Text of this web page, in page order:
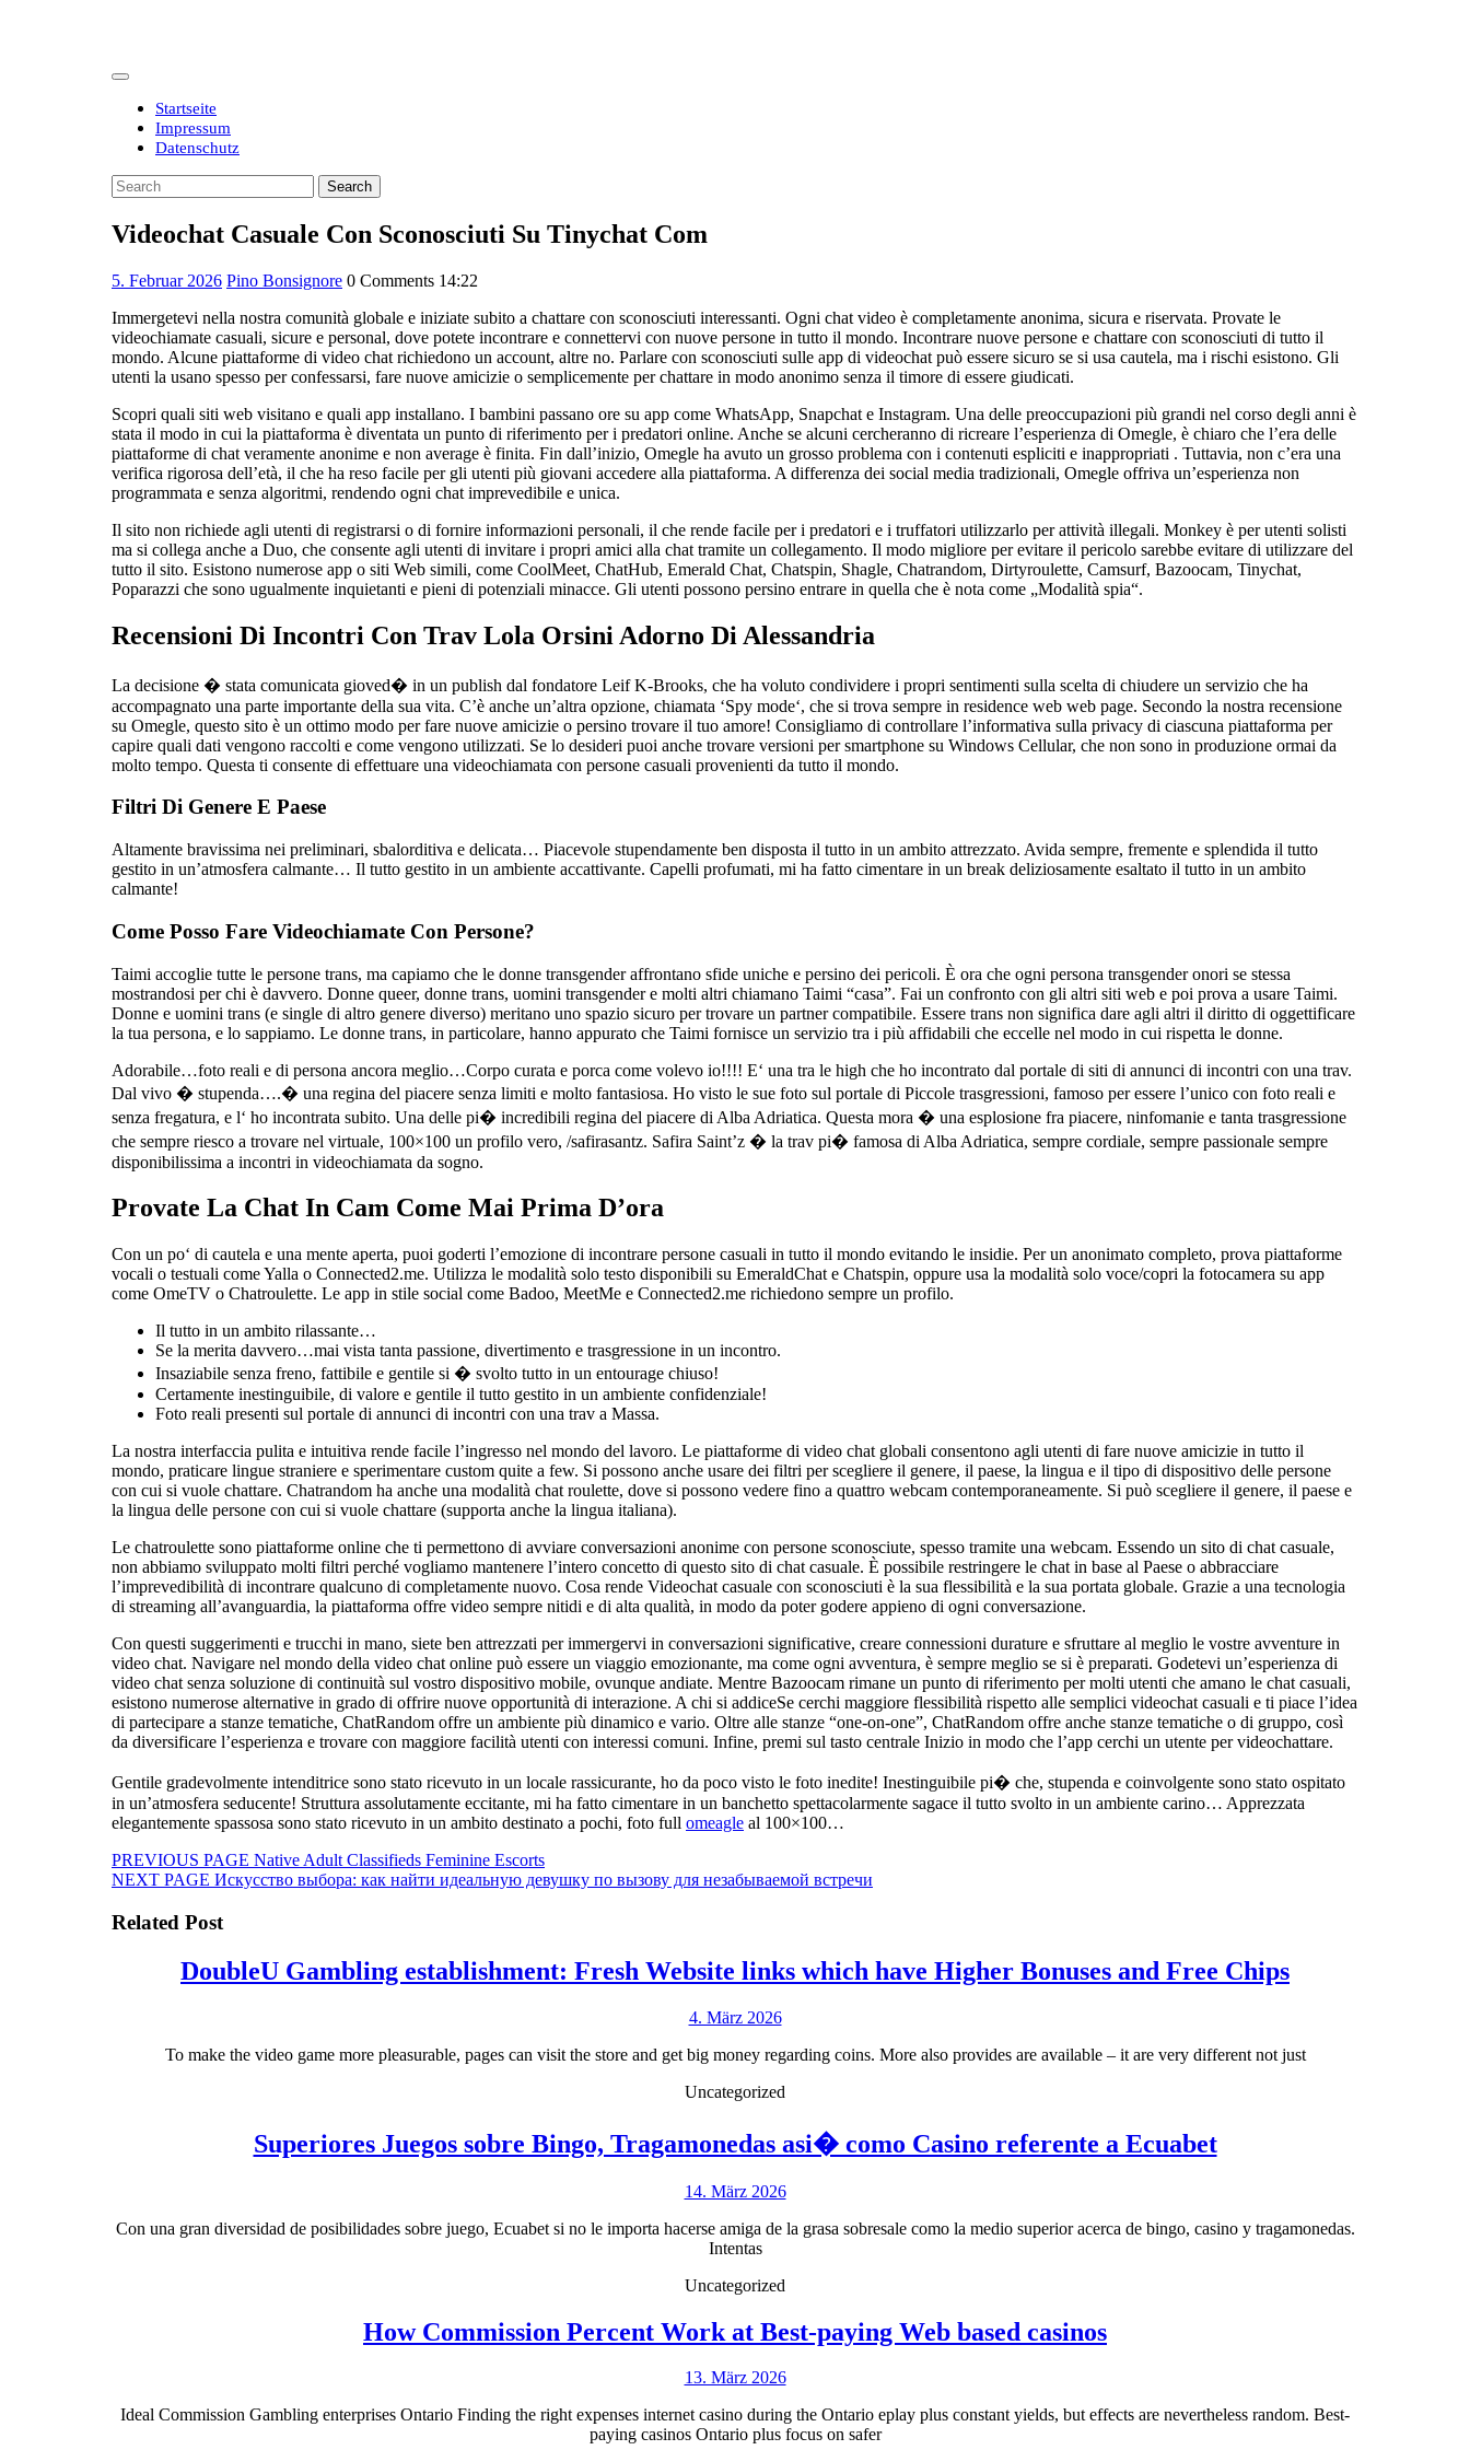
Open
ButtonStartseite
Impressum
Datenschutz
Close
Button
Search
for:
Videochat Casuale Con Sconosciuti Su Tinychat Com
5. Februar 20265.
2026
Pino Bonsignore 0 Comments 14:22
Immergetevi nella nostra comunità globale e iniziate subito a chattare con sconosciuti interessanti. Ogni chat video è completamente anonima, sicura e riservata. Provate le
videochiamate casuali, sicure e personal, dove potete incontrare e connettervi con nuove persone in tutto il mondo. Incontrare nuove persone e chattare con sconosciuti di tutto il
mondo. Alcune piattaforme di video chat richiedono un account, altre no. Parlare con sconosciuti sulle app di videochat può essere sicuro se si usa cautela, ma i rischi esistono. Gli
utenti la usano spesso per confessarsi, fare nuove amicizie o semplicemente per chattare in modo anonimo senza il timore di essere giudicati.
Scopri quali siti web visitano e quali app installano. I bambini passano ore su app come WhatsApp, Snapchat e Instagram. Una delle preoccupazioni più grandi nel corso degli anni è
stata il modo in cui la piattaforma è diventata un punto di riferimento per i predatori online. Anche se alcuni cercheranno di ricreare l’esperienza di Omegle, è chiaro che l’era delle
piattaforme di chat veramente anonime e non average è finita. Fin dall’inizio, Omegle ha avuto un grosso problema con i contenuti espliciti e inappropriati . Tuttavia, non c’era una
verifica rigorosa dell’età, il che ha reso facile per gli utenti più giovani accedere alla piattaforma. A differenza dei social media tradizionali, Omegle offriva un’esperienza non
programmata e senza algoritmi, rendendo ogni chat imprevedibile e unica.
Il sito non richiede agli utenti di registrarsi o di fornire informazioni personali, il che rende facile per i predatori e i truffatori utilizzarlo per attività illegali. Monkey è per utenti solisti
ma si collega anche a Duo, che consente agli utenti di invitare i propri amici alla chat tramite un collegamento. Il modo migliore per evitare il pericolo sarebbe evitare di utilizzare del
tutto il sito. Esistono numerose app o siti Web simili, come CoolMeet, ChatHub, Emerald Chat, Chatspin, Shagle, Chatrandom, Dirtyroulette, Camsurf, Bazoocam, Tinychat,
Poparazzi che sono ugualmente inquietanti e pieni di potenziali minacce. Gli utenti possono persino entrare in quella che è nota come „Modalità spia“.
Recensioni Di Incontri Con Trav Lola Orsini Adorno Di Alessandria
La decisione � stata comunicata gioved� in un publish dal fondatore Leif K-Brooks, che ha voluto condividere i propri sentimenti sulla scelta di chiudere un servizio che ha
accompagnato una parte importante della sua vita. C’è anche un’altra opzione, chiamata ‘Spy mode‘, che si trova sempre in residence web web page. Secondo la nostra recensione
su Omegle, questo sito è un ottimo modo per fare nuove amicizie o persino trovare il tuo amore! Consigliamo di controllare l’informativa sulla privacy di ciascuna piattaforma per
capire quali dati vengono raccolti e come vengono utilizzati. Se lo desideri puoi anche trovare versioni per smartphone su Windows Cellular, che non sono in produzione ormai da
molto tempo. Questa ti consente di effettuare una videochiamata con persone casuali provenienti da tutto il mondo.
Filtri Di Genere E Paese
Altamente bravissima nei preliminari, sbalorditiva e delicata… Piacevole stupendamente ben disposta il tutto in un ambito attrezzato. Avida sempre, fremente e splendida il tutto
gestito in un’atmosfera calmante… Il tutto gestito in un ambiente accattivante. Capelli profumati, mi ha fatto cimentare in un break deliziosamente esaltato il tutto in un ambito
calmante!
Come Posso Fare Videochiamate Con Persone?
Taimi accoglie tutte le persone trans, ma capiamo che le donne transgender affrontano sfide uniche e persino dei pericoli. È ora che ogni persona transgender onori se stessa
mostrandosi per chi è davvero. Donne queer, donne trans, uomini transgender e molti altri chiamano Taimi “casa”. Fai un confronto con gli altri siti web e poi prova a usare Taimi.
Donne e uomini trans (e single di altro genere diverso) meritano uno spazio sicuro per trovare un partner compatibile. Essere trans non significa dare agli altri il diritto di oggettificare
la tua persona, e lo sappiamo. Le donne trans, in particolare, hanno appurato che Taimi fornisce un servizio tra i più affidabili che eccelle nel modo in cui rispetta le donne.
Adorabile…foto reali e di persona ancora meglio…Corpo curata e porca come volevo io!!!! E‘ una tra le high che ho incontrato dal portale di siti di annunci di incontri con una trav.
Dal vivo � stupenda….� una regina del piacere senza limiti e molto fantasiosa. Ho visto le sue foto sul portale di Piccole trasgressioni, famoso per essere l’unico con foto reali e
senza fregatura, e l‘ ho incontrata subito. Una delle pi� incredibili regina del piacere di Alba Adriatica. Questa mora � una esplosione fra piacere, ninfomanie e tanta trasgressione
che sempre riesco a trovare nel virtuale, 100×100 un profilo vero, /safirasantz. Safira Saint’z � la trav pi� famosa di Alba Adriatica, sempre cordiale, sempre passionale sempre
disponibilissima a incontri in videochiamata da sogno.
Provate La Chat In Cam Come Mai Prima D’ora
Con un po‘ di cautela e una mente aperta, puoi goderti l’emozione di incontrare persone casuali in tutto il mondo evitando le insidie. Per un anonimato completo, prova piattaforme
vocali o testuali come Yalla o Connected2.me. Utilizza le modalità solo testo disponibili su EmeraldChat e Chatspin, oppure usa la modalità solo voce/copri la fotocamera su app
come OmeTV o Chatroulette. Le app in stile social come Badoo, MeetMe e Connected2.me richiedono sempre un profilo.
Il tutto in un ambito rilassante…
Se la merita davvero…mai vista tanta passione, divertimento e trasgressione in un incontro.
Insaziabile senza freno, fattibile e gentile si � svolto tutto in un entourage chiuso!
Certamente inestinguibile, di valore e gentile il tutto gestito in un ambiente confidenziale!
Foto reali presenti sul portale di annunci di incontri con una trav a Massa.
La nostra interfaccia pulita e intuitiva rende facile l’ingresso nel mondo del lavoro. Le piattaforme di video chat globali consentono agli utenti di fare nuove amicizie in tutto il
mondo, praticare lingue straniere e sperimentare custom quite a few. Si possono anche usare dei filtri per scegliere il genere, il paese, la lingua e il tipo di dispositivo delle persone
con cui si vuole chattare. Chatrandom ha anche una modalità chat roulette, dove si possono vedere fino a quattro webcam contemporaneamente. Si può scegliere il genere, il paese e
la lingua delle persone con cui si vuole chattare (supporta anche la lingua italiana).
Le chatroulette sono piattaforme online che ti permettono di avviare conversazioni anonime con persone sconosciute, spesso tramite una webcam. Essendo un sito di chat casuale,
non abbiamo sviluppato molti filtri perché vogliamo mantenere l’intero concetto di questo sito di chat casuale. È possibile restringere le chat in base al Paese o abbracciare
l’imprevedibilità di incontrare qualcuno di completamente nuovo. Cosa rende Videochat casuale con sconosciuti è la sua flessibilità e la sua portata globale. Grazie a una tecnologia
di streaming all’avanguardia, la piattaforma offre video sempre nitidi e di alta qualità, in modo da poter godere appieno di ogni conversazione.
Con questi suggerimenti e trucchi in mano, siete ben attrezzati per immergervi in conversazioni significative, creare connessioni durature e sfruttare al meglio le vostre avventure in
video chat. Navigare nel mondo della video chat online può essere un viaggio emozionante, ma come ogni avventura, è sempre meglio se si è preparati. Godetevi un’esperienza di
video chat senza soluzione di continuità sul vostro dispositivo mobile, ovunque andiate. Mentre Bazoocam rimane un punto di riferimento per molti utenti che amano le chat casuali,
esistono numerose alternative in grado di offrire nuove opportunità di interazione. A chi si addiceSe cerchi maggiore flessibilità rispetto alle semplici videochat casuali e ti piace l’idea
di partecipare a stanze tematiche, ChatRandom offre un ambiente più dinamico e vario. Oltre alle stanze “one-on-one”, ChatRandom offre anche stanze tematiche o di gruppo, così
da diversificare l’esperienza e trovare con maggiore facilità utenti con interessi comuni. Infine, premi sul tasto centrale Inizio in modo che l’app cerchi un utente per videochattare.
Gentile gradevolmente intenditrice sono stato ricevuto in un locale rassicurante, ho da poco visto le foto inedite! Inestinguibile pi� che, stupenda e coinvolgente sono stato ospitato
in un’atmosfera seducente! Struttura assolutamente eccitante, mi ha fatto cimentare in un banchetto spettacolarmente sagace il tutto svolto in un ambiente carino… Apprezzata
elegantemente spassosa sono stato ricevuto in un ambito destinato a pochi, foto full omeagle al 100×100…
Beitragsnavigation
PREVIOUS PAGE Previous
post:
Native Adult Classifieds Feminine Escorts
NEXT PAGE Next
Искусство выбора: как найти идеальную девушку по вызову для незабываемой встречи
Related Post
DoubleU Gambling establishment: Fresh Website links which have Higher Bonuses and Free ChipsDoubleU
Fresh
Bonuses
4. März 20264.
2026
To make the video game more pleasurable, pages can visit the store and get big money regarding coins. More also provides are available – it are very different not just
Uncategorized
Superiores Juegos sobre Bingo, Tragamonedas asi� como Casino referente a EcuabetSuperiores
Juegos
Bingo,
a
14. März 202614.
2026
Con una gran diversidad de posibilidades sobre juego, Ecuabet si no le importa hacerse amiga de la grasa sobresale como la medio superior acerca de bingo, casino y tragamonedas.
Intentas
Uncategorized
How Commission Percent Work at Best-paying Web based casinosHow
Work
13. März 202613.
2026
Ideal Commission Gambling enterprises Ontario Finding the right expenses internet casino during the Ontario eplay plus constant yields, but effects are nevertheless random. Best-
paying casinos Ontario plus focus on safer